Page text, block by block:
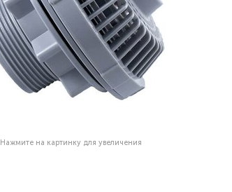
Нажмите на картинку для увеличения